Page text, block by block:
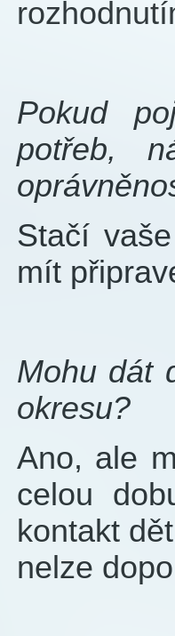
Pokud
potřeb,
Stačí
mít
Mohu dát
okresu?
Ano, ale
celou
kontakt
nelze